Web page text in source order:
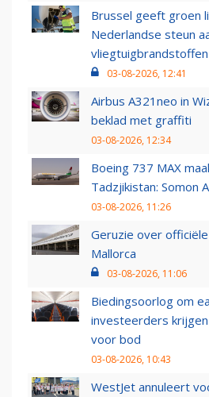
Brussel geeft groen
Nederlandse steun
vliegtuigbrandstoffen
03-08-2026, 12:41
Airbus A321neo in
beklad met graffiti
03-08-2026, 12:34
Boeing 737 MAX
Tadzjikistan: Somon
03-08-2026, 11:26
Geruzie over
Mallorca
03-08-2026, 11:06
Biedingsoorlog om
investeerders
voor bod
03-08-2026, 10:43
WestJet annuleert